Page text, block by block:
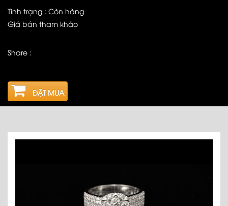
Tình trạng : Còn hàng
Giá bán tham khảo
Share :
ĐẶT MUA